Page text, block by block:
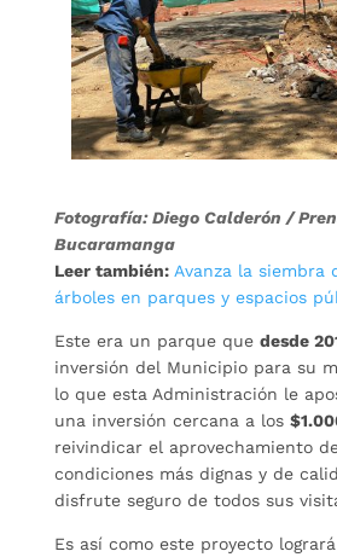
Fotografía: Diego Calderón /
Bucaramanga
Leer también: Avanza la siembra
árboles en parques y espacios
Este era un parque que desde
inversión del Municipio para su
lo que esta Administración le
una inversión cercana a los
reivindicar el aprovechamiento
condiciones más dignas y de
disfrute seguro de todos sus
Es así como este proyecto